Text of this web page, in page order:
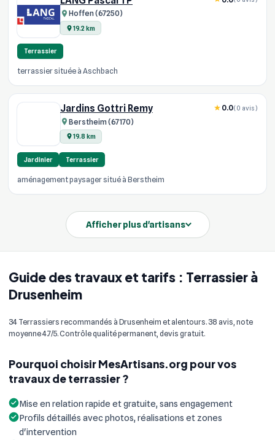
Guide des travaux et tarifs : Terrassier à
Drusenheim
34 Terrassiers recommandés à Drusenheim et alentours. 38 avis, note
moyenne 4.7/5. Contrôle qualité permanent, devis gratuit.
Pourquoi choisir MesArtisans.org pour vos
travaux de terrassier ?
Mise en relation rapide et gratuite, sans engagement
Profils détaillés avec photos, réalisations et zones
d'intervention
Hoffen (67250)
19.2 km
Terrassier
terrassier située à Aschbach
Jardins Gottri Remy
Berstheim (67170)
19.8 km
0.0(0 avis)
Jardinier Terrassier
aménagement paysager situé à Berstheim
Afficher plus d'artisans